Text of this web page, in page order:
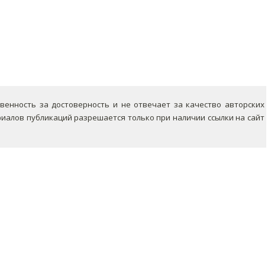
за достоверность и не отвечает за качество авторских
публикаций разрешается только при наличии ссылки на сайт